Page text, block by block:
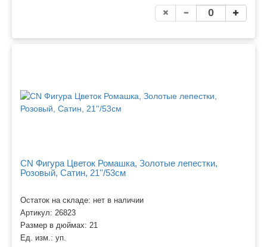
CN Фигура Цветок Ромашка, Золотые лепестки,
Розовый, Сатин, 21''/53см
Остаток на складе: нет в наличии
Артикул: 26823
Размер в дюймах: 21
Ед. изм.: уп.